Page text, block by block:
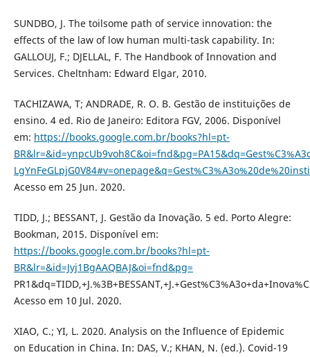
SUNDBO, J. The toilsome path of service innovation: the
effects of the law of low human multi-task capability. In:
GALLOUJ, F.; DJELLAL, F. The Handbook of Innovation and
Services. Cheltnham: Edward Elgar, 2010.
TACHIZAWA, T; ANDRADE, R. O. B. Gestão de instituições de
ensino. 4 ed. Rio de Janeiro: Editora FGV, 2006. Disponível
em: https://books.google.com.br/books?hl=pt-
Acesso em 25 Jun. 2020.
TIDD, J.; BESSANT, J. Gestão da Inovação. 5 ed. Porto Alegre:
Bookman, 2015. Disponível em:
https://books.google.com.br/books?hl=pt-
BR&lr=&id=Jyj1BgAAQBAJ&oi=fnd&pg=
Acesso em 10 Jul. 2020.
XIAO, C.; YI, L. 2020. Analysis on the Influence of Epidemic
on Education in China. In: DAS, V.; KHAN, N. (ed.). Covid-19